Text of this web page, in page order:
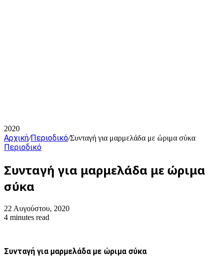
2020
Αρχική/Περιοδικό/Συνταγή για μαρμελάδα με ώριμα σύκα
Περιοδικό
Συνταγή για μαρμελάδα με ώριμα
σύκα
22 Αυγούστου, 2020
4 minutes read
Συνταγή για μαρμελάδα με ώριμα σύκα